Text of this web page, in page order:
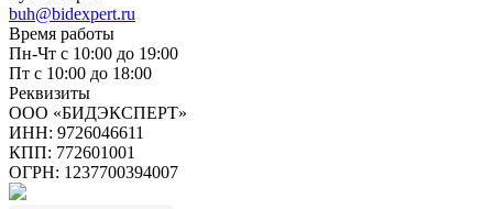
buh@bidexpert.ru
Время работы
Пн-Чт с 10:00 до 19:00
Пт с 10:00 до 18:00
Реквизиты
ООО «БИДЭКСПЕРТ»
ИНН: 9726046611
КПП: 772601001
ОГРН: 1237700394007